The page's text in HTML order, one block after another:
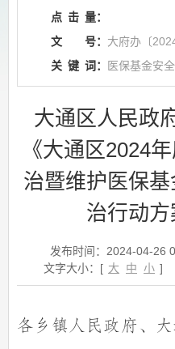
点 击 量：
文
号： 大府办〔
关 键 词： 医保基金安全
大通区人民政
《大通区2024
治暨维护医保
治行动
发布时间：2024-04-26
文字大小：[ 大 中 小 ]
各乡镇人民政府、